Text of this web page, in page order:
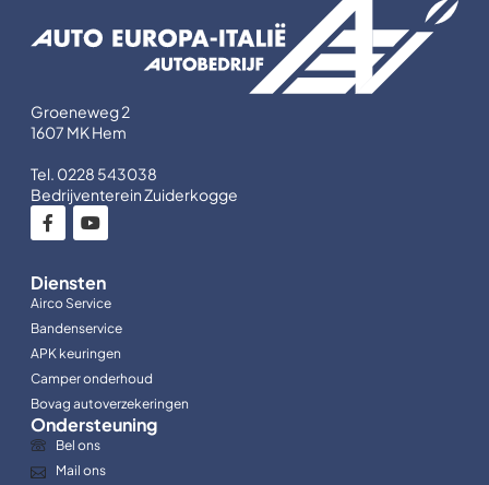
Groeneweg 2
1607 MK Hem
Tel. 0228 543038
Bedrijventerein Zuiderkogge
Diensten
Airco Service
Bandenservice
APK keuringen
Camper onderhoud
Bovag autoverzekeringen
Ondersteuning
Bel ons
Mail ons